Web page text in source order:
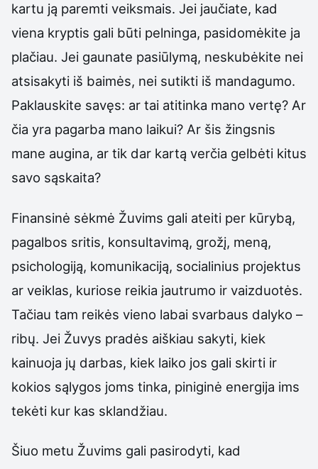
kartu ją paremti veiksmais. Jei jaučiate, kad
viena kryptis gali būti pelninga, pasidomėkite ja
plačiau. Jei gaunate pasiūlymą, neskubėkite nei
atsisakyti iš baimės, nei sutikti iš mandagumo.
Paklauskite savęs: ar tai atitinka mano vertę? Ar
čia yra pagarba mano laikui? Ar šis žingsnis
mane augina, ar tik dar kartą verčia gelbėti kitus
savo sąskaita?
Finansinė sėkmė Žuvims gali ateiti per kūrybą,
pagalbos sritis, konsultavimą, grožį, meną,
psichologiją, komunikaciją, socialinius projektus
ar veiklas, kuriose reikia jautrumo ir vaizduotės.
Tačiau tam reikės vieno labai svarbaus dalyko –
ribų. Jei Žuvys pradės aiškiau sakyti, kiek
kainuoja jų darbas, kiek laiko jos gali skirti ir
kokios sąlygos joms tinka, piniginė energija ims
tekėti kur kas sklandžiau.
Šiuo metu Žuvims gali pasirodyti, kad